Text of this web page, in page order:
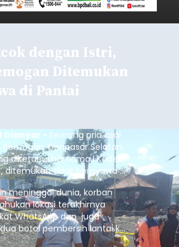
dengan Istri,
Ditemukan
di Pantai
Gianyar - Seorang pria asal
Denpasar Selatan,
diketahui bernama I Kadek
ditemukan tidak bernyawa di
Sukawati.
meninggal dunia, korban
lokasi terakhirnya
WhatsApp dan juga
botol pembersih lantai ke